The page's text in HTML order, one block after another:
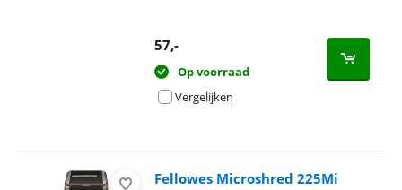
57,-
Op voorraad
Vergelijken
Fellowes Microshred 225Mi